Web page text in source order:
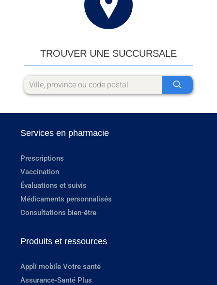
TROUVER UNE SUCCURSALE
Services en pharmacie
Prescriptions
Vaccination
Évaluations et suivis
Médicaments personnalisés
Consultations bien-être
Produits et ressources
Appli mobile Votre santé
Assurance-Santé Plus